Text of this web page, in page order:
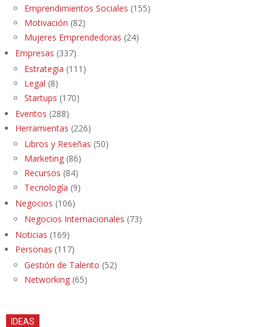
Emprendimientos Sociales (155)
Motivación (82)
Mujeres Emprendedoras (24)
Empresas (337)
Estrategia (111)
Legal (8)
Startups (170)
Eventos (288)
Herramientas (226)
Libros y Reseñas (50)
Marketing (86)
Recursos (84)
Tecnología (9)
Negocios (106)
Negocios Internacionales (73)
Noticias (169)
Personas (117)
Gestión de Talento (52)
Networking (65)
IDEAS